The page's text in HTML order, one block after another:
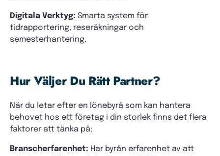
Digitala Verktyg: Smarta system för
tidrapportering, reseräkningar och
semesterhantering.
Hur Väljer Du Rätt Partner?
När du letar efter en lönebyrå som kan hantera
behovet hos ett företag i din storlek finns det flera
faktorer att tänka på:
Branscherfarenhet: Har byrån erfarenhet av att